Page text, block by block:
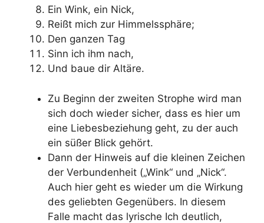
Ein Wink, ein Nick,
Reißt mich zur Himmelssphäre;
Den ganzen Tag
Sinn ich ihm nach,
Und baue dir Altäre.
Zu Beginn der zweiten Strophe wird man
sich doch wieder sicher, dass es hier um
eine Liebesbeziehung geht, zu der auch
ein süßer Blick gehört.
Dann der Hinweis auf die kleinen Zeichen
der Verbundenheit („Wink“ und „Nick“.
Auch hier geht es wieder um die Wirkung
des geliebten Gegenübers. In diesem
Falle macht das lyrische Ich deutlich,